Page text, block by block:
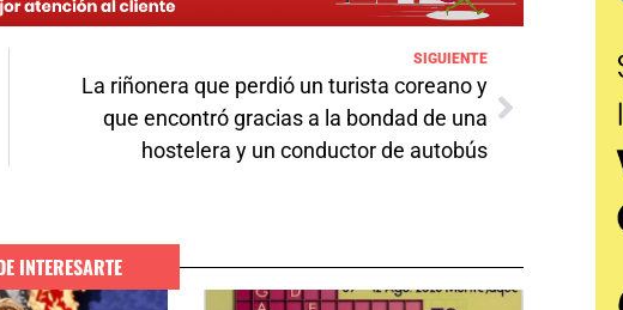
SIGUIENTE
La riñonera que perdió un turista coreano y
que encontró gracias a la bondad de una
hostelera y un conductor de autobús
INTERESARTE